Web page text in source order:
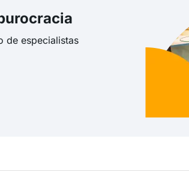
de especialistas